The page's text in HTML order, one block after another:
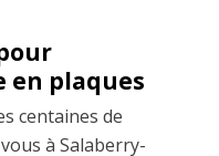
en plaques
centaines de
à Salaberry-